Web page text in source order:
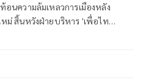
นความล้มเหลวการเมืองหลัง
ม่ สิ้นหวังฝ่ายบริหาร 'เพื่อไทย'